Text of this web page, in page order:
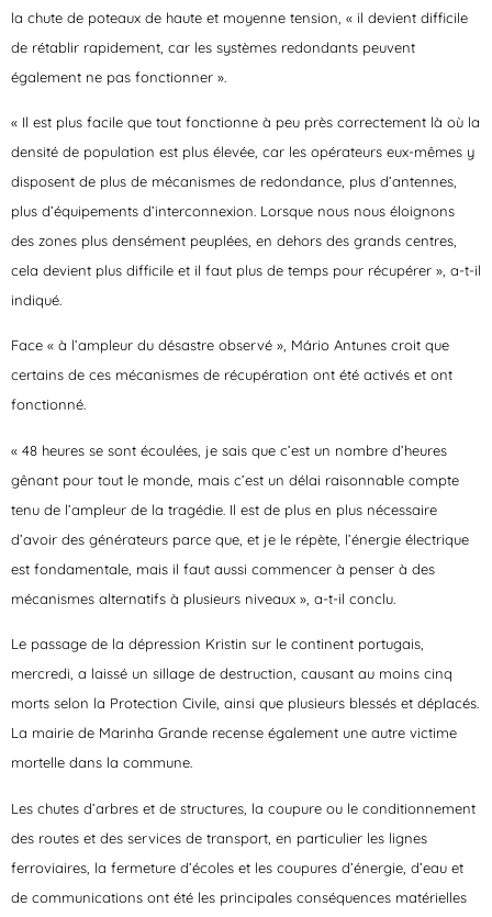
la chute de poteaux de haute et moyenne tension, « il devient difficile
de rétablir rapidement, car les systèmes redondants peuvent
également ne pas fonctionner ».
« Il est plus facile que tout fonctionne à peu près correctement là où la
densité de population est plus élevée, car les opérateurs eux-mêmes y
disposent de plus de mécanismes de redondance, plus d’antennes,
plus d’équipements d’interconnexion. Lorsque nous nous éloignons
des zones plus densément peuplées, en dehors des grands centres,
cela devient plus difficile et il faut plus de temps pour récupérer », a-t-il
indiqué.
Face « à l’ampleur du désastre observé », Mário Antunes croit que
certains de ces mécanismes de récupération ont été activés et ont
fonctionné.
« 48 heures se sont écoulées, je sais que c’est un nombre d’heures
gênant pour tout le monde, mais c’est un délai raisonnable compte
tenu de l’ampleur de la tragédie. Il est de plus en plus nécessaire
d’avoir des générateurs parce que, et je le répète, l’énergie électrique
est fondamentale, mais il faut aussi commencer à penser à des
mécanismes alternatifs à plusieurs niveaux », a-t-il conclu.
Le passage de la dépression Kristin sur le continent portugais,
mercredi, a laissé un sillage de destruction, causant au moins cinq
morts selon la Protection Civile, ainsi que plusieurs blessés et déplacés.
La mairie de Marinha Grande recense également une autre victime
mortelle dans la commune.
Les chutes d’arbres et de structures, la coupure ou le conditionnement
des routes et des services de transport, en particulier les lignes
ferroviaires, la fermeture d’écoles et les coupures d’énergie, d’eau et
de communications ont été les principales conséquences matérielles